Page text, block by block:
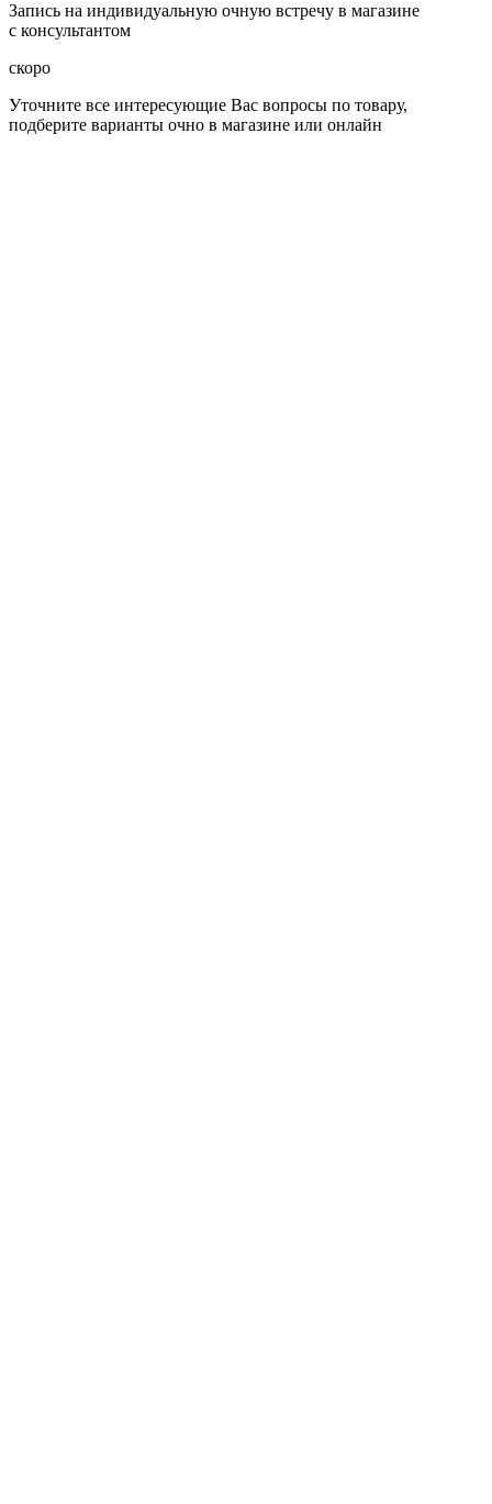
Запись на индивидуальную очную встречу в магазине
с консультантом
скоро
Уточните все интересующие Вас вопросы по товару,
подберите варианты очно в магазине или онлайн